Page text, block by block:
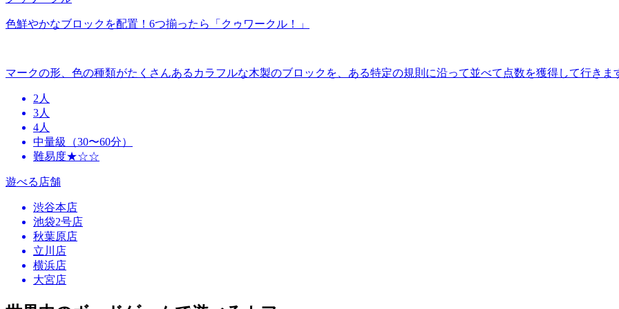
色鮮やかなブロックを配置！6つ揃ったら「クゥワークル！」
マークの形、色の種類がたくさんあるカラフルな木製のブロックを、ある特定の規則に沿って並べて点数を獲得して行きま
2人
3人
4人
中量級（30〜60分）
難易度★☆☆
遊べる店舗
渋谷本店
池袋2号店
秋葉原店
立川店
横浜店
大宮店